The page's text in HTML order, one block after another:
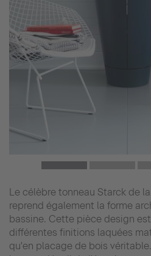
Le célèbre tonneau Starck de
reprend également la forme
bassine. Cette pièce design
différentes finitions laquées
qu'en placage de bois